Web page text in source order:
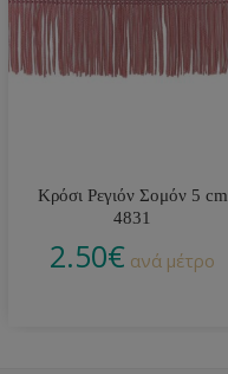
Κρόσι Ρεγιόν Σομόν 5 cm
4831
2.50€ ανά μέτρο